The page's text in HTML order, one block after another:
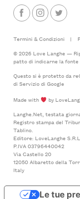
Termini & Condizioni |
© 2026 Love Langhe —
patto di indicarne la fonte
Questo si è protetto da
di Serviziodi Google
Made with
by
Langhe.Net, testata
Registro stampa del
Tablino.
Editore: LoveLanghe
P.IVA 03796440042
Via Castello 20
12050 Albaretto della
Italy
Le tue